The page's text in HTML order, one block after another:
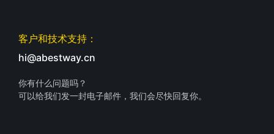
客户和技术支持：
hi@abestway.cn
你有什么问题吗？
可以给我们发一封电子邮件，我们会尽快回复你。